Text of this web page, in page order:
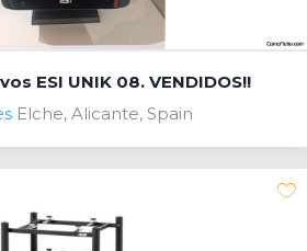
ESI UNIK 08. VENDIDOS!!
Elche, Alicante, Spain